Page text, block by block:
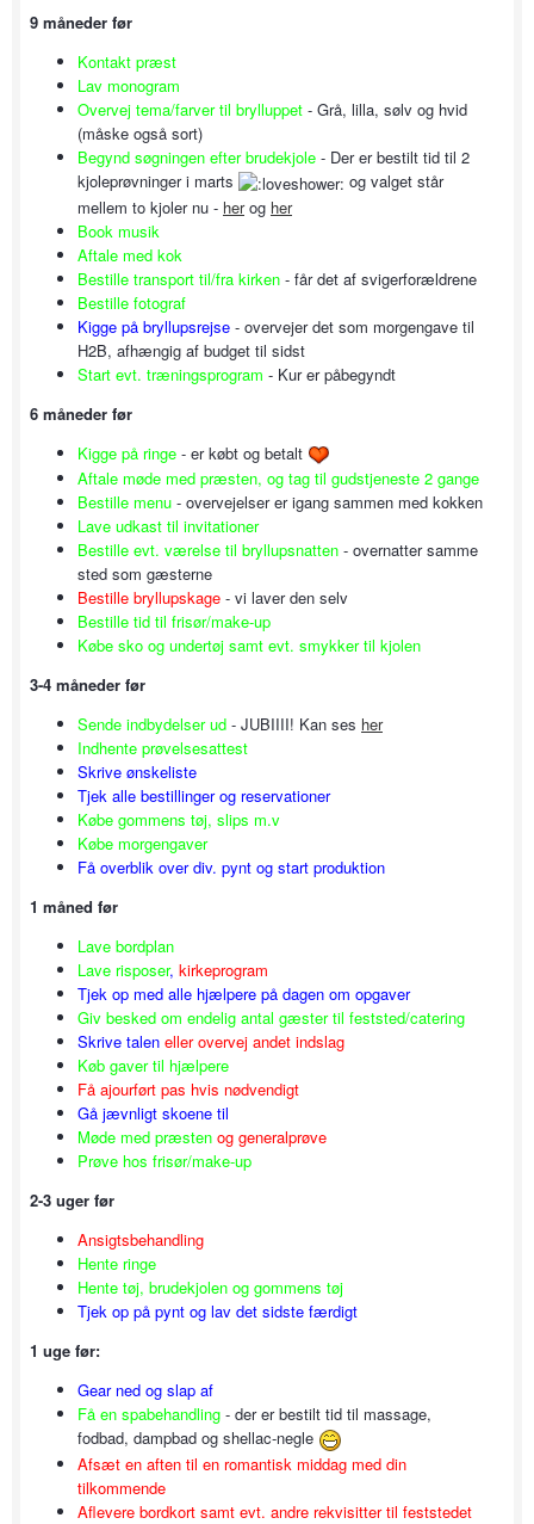
9 måneder før
Kontakt præst
Lav monogram
Overvej tema/farver til brylluppet - Grå, lilla, sølv og hvid
(måske også sort)
Begynd søgningen efter brudekjole - Der er bestilt tid til 2
kjoleprøvninger i marts
og valget står
mellem to kjoler nu - herog her
Book musik
Aftale med kok
Bestille transport til/fra kirken - får det af svigerforældrene
Bestille fotograf
Kigge på bryllupsrejse - overvejer det som morgengave til
H2B, afhængig af budget til sidst
Start evt. træningsprogram - Kur er påbegyndt
6 måneder før
Kigge på ringe - er købt og betalt
Aftale møde med præsten, og tag til gudstjeneste 2 gange
Bestille menu - overvejelser er igang sammen med kokken
Lave udkast til invitationer
Bestille evt. værelse til bryllupsnatten - overnatter samme
sted som gæsterne
Bestille bryllupskage - vi laver den selv
Bestille tid til frisør/make-up
Købe sko og undertøj samt evt. smykker til kjolen
3-4 måneder før
Sende indbydelser ud - JUBIIII! Kan ses her
Indhente prøvelsesattest
Skrive ønskeliste
Tjek alle bestillinger og reservationer
Købe gommens tøj, slips m.v
Købe morgengaver
Få overblik over div. pynt og start produktion
1 måned før
Lave bordplan
Lave risposer, kirkeprogram
Tjek op med alle hjælpere på dagen om opgaver
Giv besked om endelig antal gæster til feststed/catering
Skrive talen eller overvej andet indslag
Køb gaver til hjælpere
Få ajourført pas hvis nødvendigt
Gå jævnligt skoene til
Møde med præsten og generalprøve
Prøve hos frisør/make-up
2-3 uger før
Ansigtsbehandling
Hente ringe
Hente tøj, brudekjolen og gommens tøj
Tjek op på pynt og lav det sidste færdigt
1 uge før:
Gear ned og slap af
Få en spabehandling - der er bestilt tid til massage,
fodbad, dampbad og shellac-negle
Afsæt en aften til en romantisk middag med din
tilkommende
Aflevere bordkort samt evt. andre rekvisitter til feststedet